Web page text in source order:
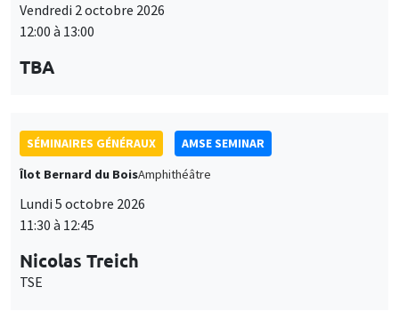
TBA
Îlot Bernard du BoisAmphithéâtre
Lundi 5 octobre 2026
11:30 à 12:45
Nicolas Treich
TSE